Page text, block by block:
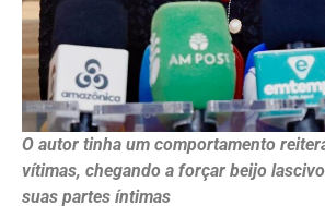
O autor tinha um comportamento
vítimas, chegando a forçar beijo
suas partes íntimas